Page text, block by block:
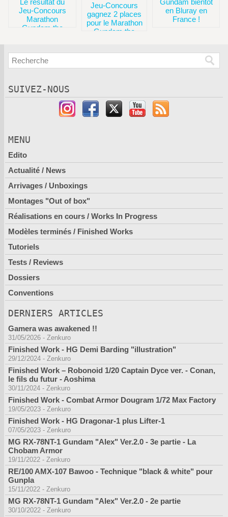
Le résultat du
Jeu-Concours
Marathon
Gundam the
Jeu-Concours
gagnez 2 places
pour le Marathon
Gundam the
Gundam bientôt
en Bluray en
France !
SUIVEZ-NOUS
MENU
Edito
Actualité / News
Arrivages / Unboxings
Montages "Out of box"
Réalisations en cours / Works In Progress
Modèles terminés / Finished Works
Tutoriels
Tests / Reviews
Dossiers
Conventions
DERNIERS ARTICLES
Gamera was awakened !!
31/05/2026 - Zenkuro
Finished Work - HG Demi Barding "illustration"
29/12/2024 - Zenkuro
Finished Work – Robonoid 1/20 Captain Dyce ver. - Conan,
le fils du futur - Aoshima
30/11/2024 - Zenkuro
Finished Work - Combat Armor Dougram 1/72 Max Factory
19/05/2023 - Zenkuro
Finished Work - HG Dragonar-1 plus Lifter-1
07/05/2023 - Zenkuro
MG RX-78NT-1 Gundam "Alex" Ver.2.0 - 3e partie - La
Chobam Armor
19/11/2022 - Zenkuro
RE/100 AMX-107 Bawoo - Technique "black & white" pour
Gunpla
15/11/2022 - Zenkuro
MG RX-78NT-1 Gundam "Alex" Ver.2.0 - 2e partie
30/10/2022 - Zenkuro